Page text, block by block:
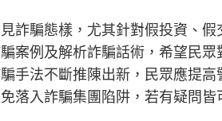
詐騙態樣，尤其針對假投資、
案例及解析詐騙話術，希望民
手法不斷推陳出新，民眾應提
落入詐騙集團陷阱，若有疑問